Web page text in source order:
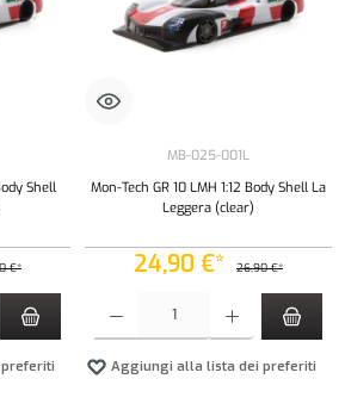
Shell
€*
MB-025-001L
Mon-Tech GR 10 LMH 1:12 Body Shell La
Leggera (clear)
24,90 €* 26,90 €*
Aggiungi alla lista dei preferiti